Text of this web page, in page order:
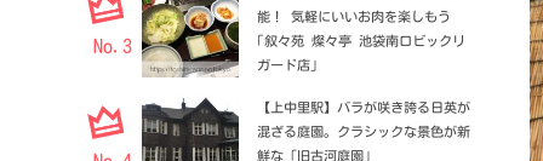
No.3
能！ 気軽にいいお肉を楽しもう
｢叙々苑 燦々亭 池袋南口ビックリ
ガード店｣
【上中里駅】バラが咲き誇る日英が
混ざる庭園。クラシックな景色が新
鮮な「旧古河庭園」